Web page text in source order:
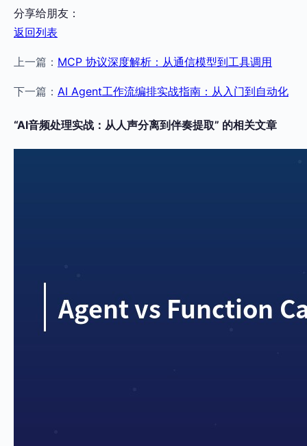
分享给朋友：
返回列表
上一篇： MCP 协议深度解析：从通信模型到工具调用
下一篇： AI Agent工作流编排实战指南：从入门到自动化
“AI音频处理实战：从人声分离到伴奏提取” 的相关文章